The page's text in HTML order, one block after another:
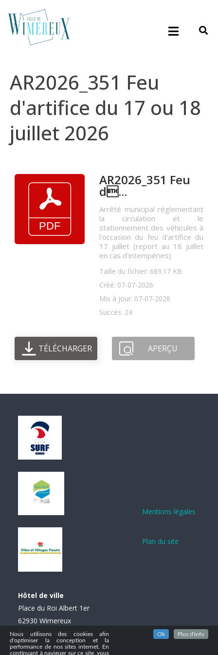
AR2026_351 Feu
d'artifice du 17 ou 18
juillet 2026
AR2026_351 Feu
d...
Arrêté municipal réglementant
la circulation et le
stationnement des véhicules à
l'occasion du feu d'artifice du
17 juillet (report au 18 juillet
en cas d'intempéries)
Taille du fichier: 689.17 KB
Créé: 07-07-2026
Mis à jour: 07-07-2026
Succès: 24
TÉLÉCHARGER APERÇU
Hôtel de ville
Place du Roi Albert 1er
62930 Wimereux
Tél. : 03 21 99 85 85
Mentions légales
Plan du site
Nous utilisons des cookies afin
d'optimiser la conception et la
performance de nos sites internet. En
continuant à naviguer sur ce site, vous
Ok Plus d'info